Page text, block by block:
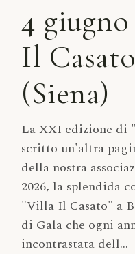
4
Il
(Siena)
La XXI edizione di
scritto un'altra
della nostra
2026, la splendida
"Villa Il Casato" a
di Gala che ogni
incontrastata dell...